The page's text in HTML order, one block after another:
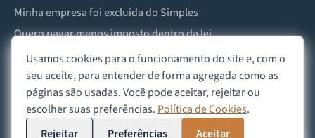
Minha empresa foi excluída do Simples
Quero pagar menos imposto dentro da lei
Preciso lidar com imposto de herança ou doação
2026Advocacia Custódio
Política de Privacidade Política de Cookies Aviso Legal
Usamos cookies para o funcionamento do site e, com o
seu aceite, para entender de forma agregada como as
páginas são usadas. Você pode aceitar, rejeitar ou
escolher suas preferências. Política de Cookies.
Rejeitar
Preferências Aceitar